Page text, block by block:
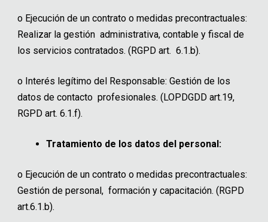
o Ejecución de un contrato o medidas precontractuales:
Realizar la gestión administrativa, contable y fiscal de
los servicios contratados. (RGPD art. 6.1.b).
o Interés legítimo del Responsable: Gestión de los
datos de contacto profesionales. (LOPDGDD art.19,
RGPD art. 6.1.f).
Tratamiento de los datos del personal:
o Ejecución de un contrato o medidas precontractuales:
Gestión de personal, formación y capacitación. (RGPD
art.6.1.b).